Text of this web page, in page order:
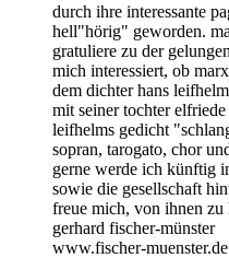
durch ihre interessante
hell"hörig" geworden.
gratuliere zu der
mich interessiert, ob
dem dichter hans
mit seiner tochter
leifhelms gedicht
sopran, tarogato, chor
gerne werde ich künftig
sowie die gesellschaft
freue mich, von ihnen zu
gerhard fischer-münster
www.​fischer-muenster.​de